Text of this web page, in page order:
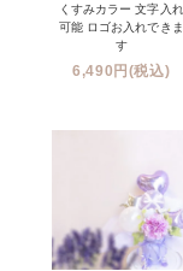
くすみカラー 文字入れ
可能 ロゴお入れできま
す
6,490円(税込)